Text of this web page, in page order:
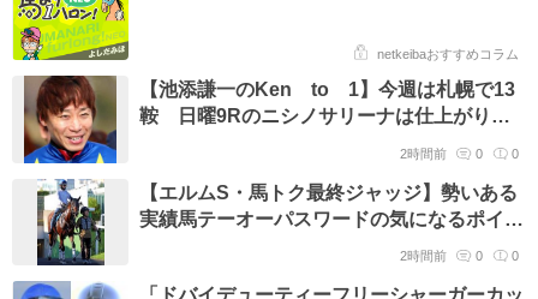
netkeibaおすすめコラム
【池添謙一のKen to 1】今週は札幌で13
鞍 日曜9Rのニシノサリーナは仕上がり絶
2時間前 0 0
【エルムS・馬トク最終ジャッジ】勢いある
実績馬テーオーパスワードの気になるポイン
2時間前 0 0
「ドバイデューティーフリーシャーガーカッ